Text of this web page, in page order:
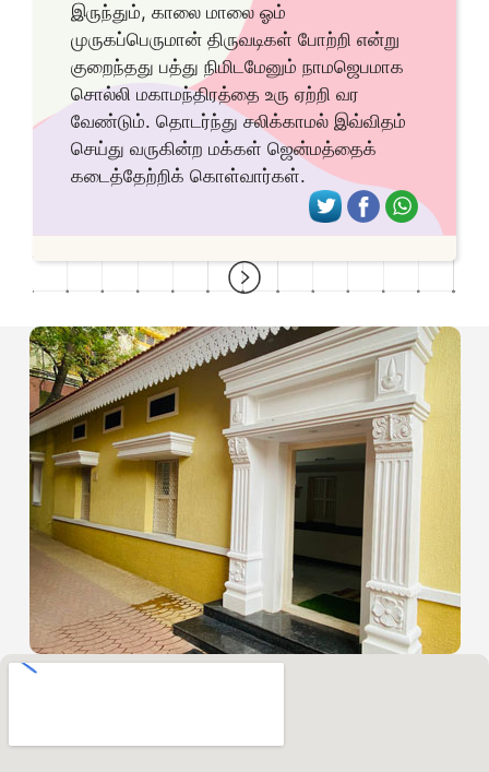
இருந்தும், காலை மாலை ஓம்
முருகப்பெருமான் திருவடிகள் போற்றி என்று
குறைந்தது பத்து நிமிடமேனும் நாமஜெபமாக
சொல்லி மகாமந்திரத்தை உரு ஏற்றி வர
வேண்டும். தொடர்ந்து சலிக்காமல் இவ்விதம்
செய்து வருகின்ற மக்கள் ஜென்மத்தைக்
கடைத்தேற்றிக் கொள்வார்கள்.